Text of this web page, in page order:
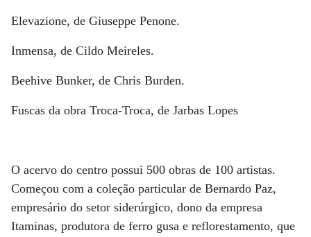
Elevazione, de Giuseppe Penone.
Inmensa, de Cildo Meireles.
Beehive Bunker, de Chris Burden.
Fuscas da obra Troca-Troca, de Jarbas Lopes
O acervo do centro possui 500 obras de 100 artistas.
Começou com a coleção particular de Bernardo Paz,
empresário do setor siderúrgico, dono da empresa
Itaminas, produtora de ferro gusa e reflorestamento, que